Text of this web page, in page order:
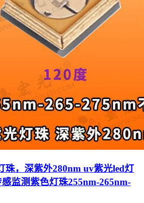
珠，深紫外280nm uv紫光led灯
监测紫色灯珠255nm-265nm-